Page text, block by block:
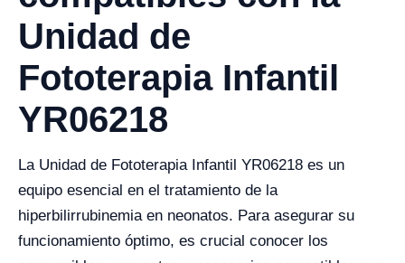
Unidad de
Fototerapia Infantil
YR06218
La Unidad de Fototerapia Infantil YR06218 es un
equipo esencial en el tratamiento de la
hiperbilirrubinemia en neonatos. Para asegurar su
funcionamiento óptimo, es crucial conocer los